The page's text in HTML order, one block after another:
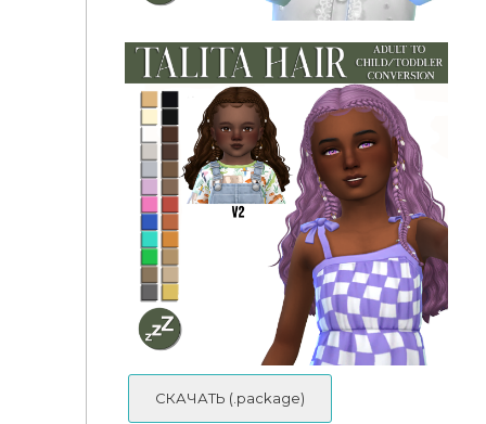
Hair Conversions - sleepyz cc - Clementine Curls
СКАЧАТЬ (.package)